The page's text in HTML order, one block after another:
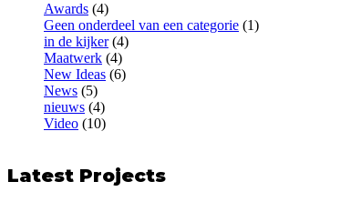
Awards (4)
Geen onderdeel van een categorie (1)
in de kijker(4)
Maatwerk (4)
New Ideas (6)
News (5)
nieuws (4)
Video (10)
Latest Projects